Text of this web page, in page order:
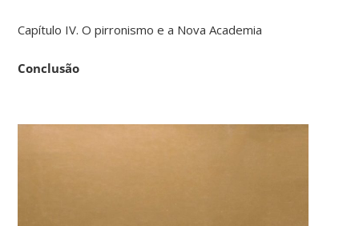
Capítulo IV. O pirronismo e a Nova Academia
Conclusão